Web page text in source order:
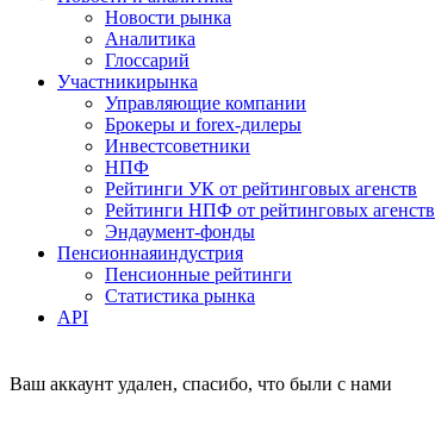
Новости рынка
Аналитика
Глоссарий
Участникирынка
Управляющие компании
Брокеры и forex-дилеры
Инвестсоветники
НПФ
Рейтинги УК от рейтинговых агенств
Рейтинги НПФ от рейтинговых агенств
Эндаумент-фонды
Пенсионнаяиндустрия
Пенсионные рейтинги
Статистика рынка
API
Ваш аккаунт удален, спасибо, что были с нами